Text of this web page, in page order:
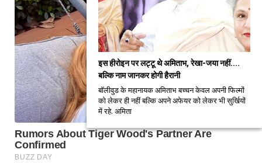
इस हीरोइन पर लट्टू थे अमिताभ, रेखा-जया नहीं....
बल्कि नाम जानकर होगी हैरानी
बॉलीवुड के महानायक अमिताभ बच्चन केवल अपनी फिल्मों
को लेकर ही नहीं बल्कि अपने अफेयर को लेकर भी सुर्खियों
में रहे. अमिता